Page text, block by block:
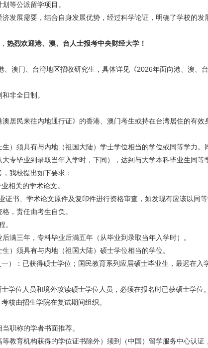
等公派留学项目。
发展需要，结合自身发展优势，经过科学论证，明确了学校的
， 热烈欢迎港、澳、台人士报考中央财经大学！
澳门、台湾地区招收研究生，具体详见《2026年面向港、澳、
非全日制。
澳居民来往内地通行证》的香港、澳门考生或持在台湾居住的有
生）须具有与内地（祖国大陆）学士学位相当的学位或同等学力
专毕业到录取当年入学时，下同），达到与大学本科毕业生同等
我校提出如下要求：
相关的学术论文。
证书、学术论文原件及复印件进行资格审查，如发现有应该以同
，责任由考生自负。
。
满三年，专科毕业后满五年（从毕业到录取当年入学时）。
）须具有与内地（祖国大陆）硕士学位相当的学位。
）：已获得硕士学位；国民教育系列应届硕士毕业生，最迟在
学位人员和境外攻读硕士学位人员，必须在报名时已获硕士学位。
核由招生学院在复试期间组织。
职称的学者书面推荐。
等教育机构获得的学位证书除外）须到（中国）留学服务中心认